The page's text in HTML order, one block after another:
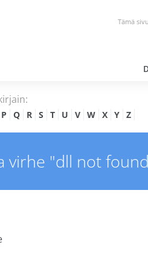
Tämä
P Q R S T U V W X Y Z
virhe "dll not